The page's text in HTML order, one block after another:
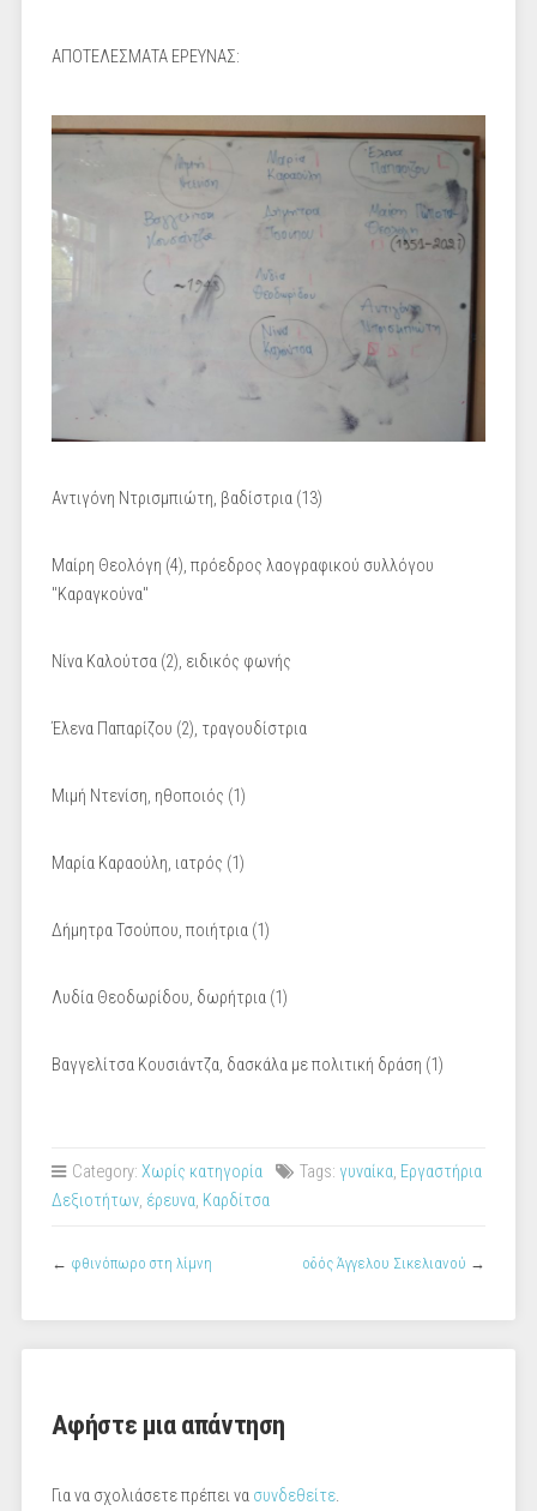
ΑΠΟΤΕΛΕΣΜΑΤΑ ΕΡΕΥΝΑΣ:
Αντιγόνη Ντρισμπιώτη, βαδίστρια (13)
Μαίρη Θεολόγη (4), πρόεδρος λαογραφικού συλλόγου
"Καραγκούνα"
Νίνα Καλούτσα (2), ειδικός φωνής
Έλενα Παπαρίζου (2), τραγουδίστρια
Μιμή Ντενίση, ηθοποιός (1)
Μαρία Καραούλη, ιατρός (1)
Δήμητρα Τσούπου, ποιήτρια (1)
Λυδία Θεοδωρίδου, δωρήτρια (1)
Βαγγελίτσα Κουσιάντζα, δασκάλα με πολιτική δράση (1)
Category: Χωρίς κατηγορία Tags: γυναίκα, Εργαστήρια
Δεξιοτήτων, έρευνα, Καρδίτσα
← φθινόπωρο στη λίμνη οδός Άγγελου Σικελιανού →
Αφήστε μια απάντηση
Για να σχολιάσετε πρέπει να συνδεθείτε.